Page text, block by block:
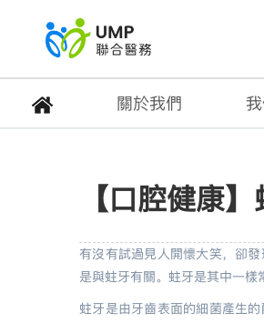
關於我們
【口腔健
【口腔健康
有沒有試過見人開懷大笑，卻
是與蛀牙有關。蛀牙是其中一樣
蛀牙是由牙齒表面的細菌產生